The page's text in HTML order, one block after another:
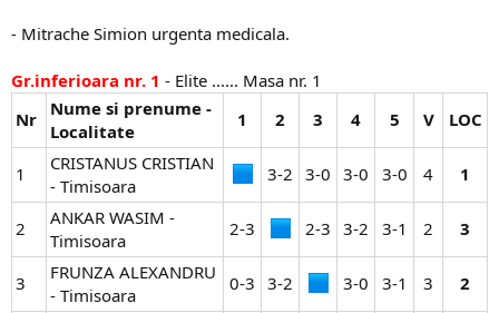
- Mitrache Simion urgenta medicala.
Gr.inferioara nr. 1 - Elite ...... Masa nr. 1
Nr
Nume si prenume -
Localitate
1 2 3 4 5 V LOC
1
CRISTANUS CRISTIAN
- Timisoara
3-2​ 3-0​ 3-0​ 3-0​ 4​ 1
2
ANKAR WASIM -
Timisoara
2-3​ 2-3​ 3-2​ 3-1​ 2​ 3
3
FRUNZA ALEXANDRU
- Timisoara
0-3​ 3-2​ 3-0​ 3-1​ 3​ 2